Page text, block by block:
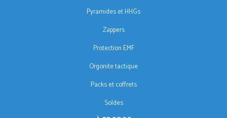
Pyramides et HHGs
Zappers
Protection EMF
Orgonite tactique
Packs et coffrets
Soldes